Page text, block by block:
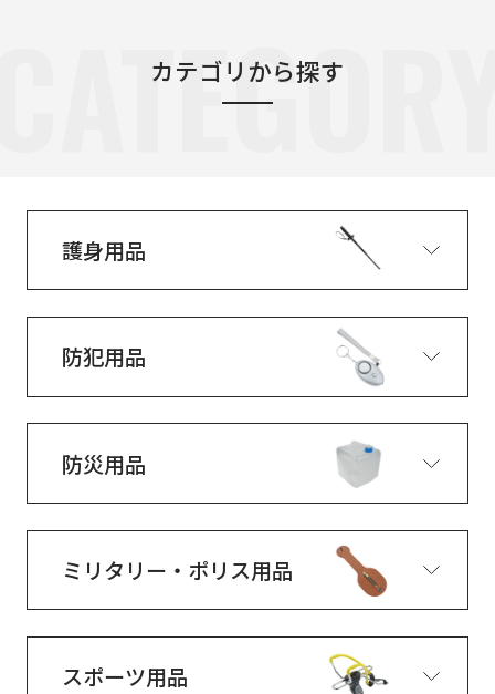
カテゴリから探す
護身用品
防犯用品
防災用品
ミリタリー・ポリス用品
スポーツ用品